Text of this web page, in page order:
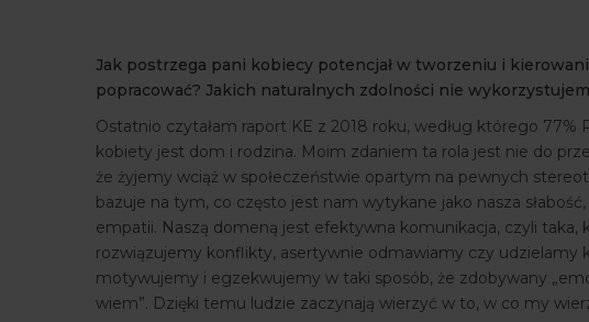
Jak postrzega pani kobiecy potencjał w tworzeniu i
popracować? Jakich naturalnych zdolności nie
Ostatnio czytałam raport KE z 2018 roku, według którego 77%
kobiety jest dom i rodzina. Moim zdaniem ta rola jest nie do
że żyjemy wciąż w społeczeństwie opartym na pewnych
bazuje na tym, co często jest nam wytykane jako nasza
empatii. Naszą domeną jest efektywna komunikacja, czyli taka,
rozwiązujemy konflikty, asertywnie odmawiamy czy udzielamy
motywujemy i egzekwujemy w taki sposób, że zdobywany
wiem”. Dzięki temu ludzie zaczynają wierzyć w to, w co my